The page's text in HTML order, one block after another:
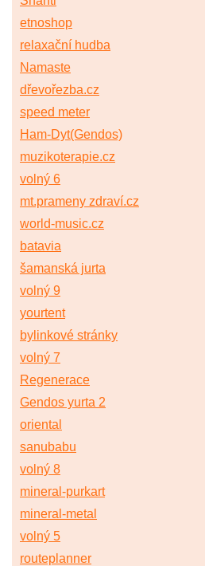
etnoshop
relaxační hudba
Namaste
dřevořezba.cz
speed meter
Ham-Dyt(Gendos)
muzikoterapie.cz
volný 6
mt.prameny zdraví.cz
world-music.cz
batavia
šamanská jurta
volný 9
yourtent
bylinkové stránky
volný 7
Regenerace
Gendos yurta 2
oriental
sanubabu
volný 8
mineral-purkart
mineral-metal
volný 5
routeplanner